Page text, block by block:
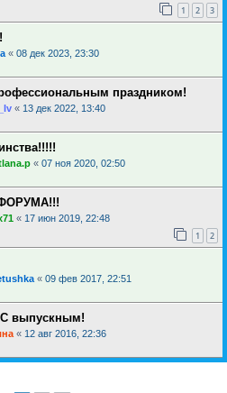
1 2 3
« 08 дек 2023, 23:30
праздником!
« 13 дек 2022, 13:40
« 07 ноя 2020, 02:50
« 17 июн 2019, 22:48
1 2
« 09 фев 2017, 22:51
выпускным!
« 12 авг 2016, 22:36